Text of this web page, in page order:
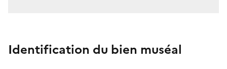
Identification du bien muséal